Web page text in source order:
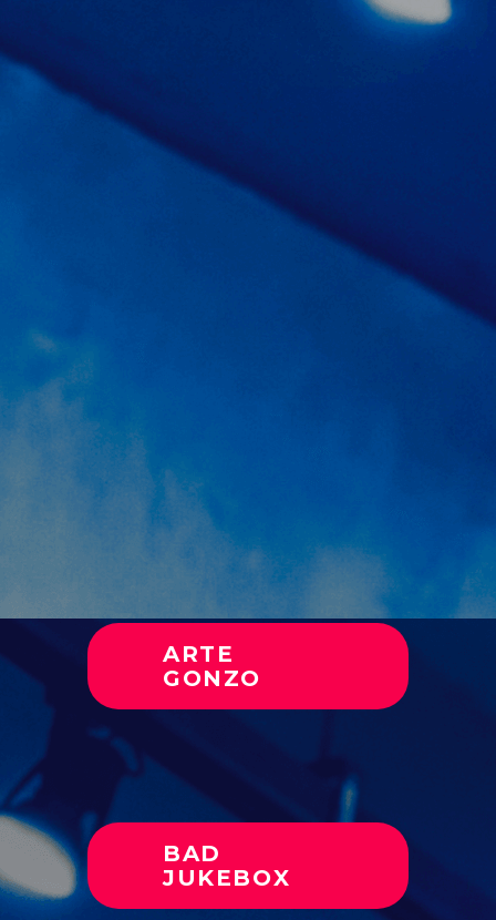
ARTE
GONZO
BAD
JUKEBOX